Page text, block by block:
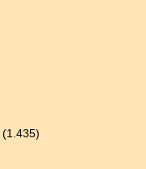
(1.435)